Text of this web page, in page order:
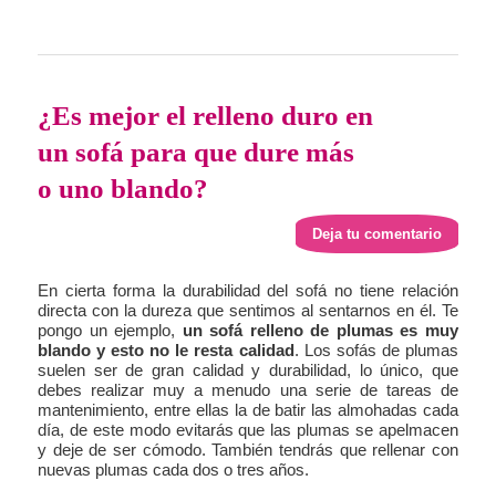
¿Es mejor el relleno duro en
un sofá para que dure más
o uno blando?
Deja tu comentario
En cierta forma la durabilidad del sofá no tiene relación
directa con la dureza que sentimos al sentarnos en él. Te
pongo un ejemplo, un sofá relleno de plumas es muy
blando y esto no le resta calidad. Los sofás de plumas
suelen ser de gran calidad y durabilidad, lo único, que
debes realizar muy a menudo una serie de tareas de
mantenimiento, entre ellas la de batir las almohadas cada
día, de este modo evitarás que las plumas se apelmacen
y deje de ser cómodo. También tendrás que rellenar con
nuevas plumas cada dos o tres años.